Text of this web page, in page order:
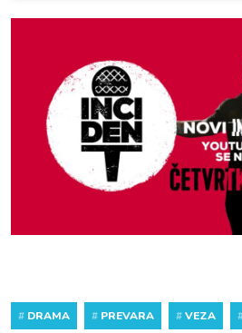
# DRAMA # PREVARA #VEZA